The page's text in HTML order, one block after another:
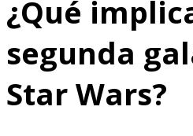
¿Qué
segunda
Star Wars?